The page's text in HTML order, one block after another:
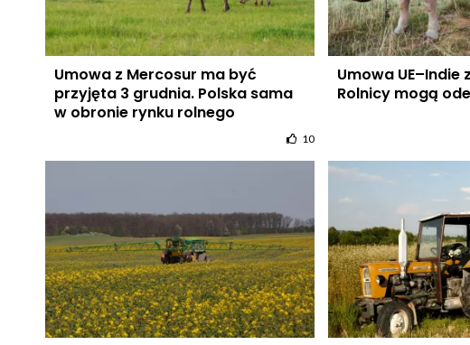
Umowa z Mercosur ma być
przyjęta 3 grudnia. Polska sama
w obronie rynku rolnego
10
Umowa
Rolnicy mogą